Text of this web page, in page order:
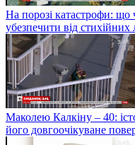
На порозі катастрофи: що
убезпечити від стихійних
Маколею Калкіну – 40:
його довгоочікуване